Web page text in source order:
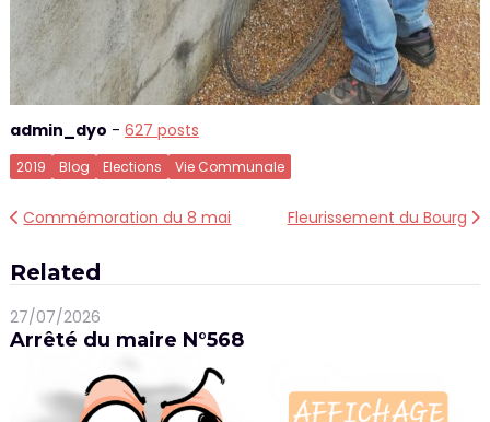
admin_dyo - 627 posts
2019 Blog Elections Vie Communale
Navigation
l’article
Commémoration du 8 mai Fleurissement du Bourg
Related
27/07/2026
Arrêté du maire N°568